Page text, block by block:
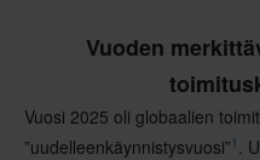
Vuoden
Vuosi 2025 oli globaalien
”uudelleenkäynnistysvuosi” 1 .